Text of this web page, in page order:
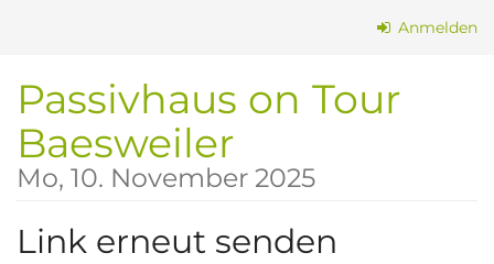
springen
Anmelden
Passivhaus on Tour
Baesweiler
Mo, 10. November 2025
Link erneut senden